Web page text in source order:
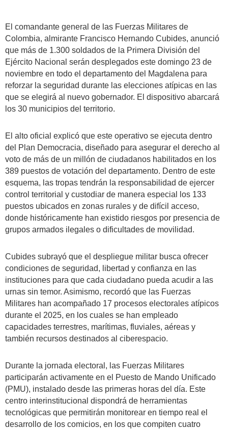
El comandante general de las Fuerzas Militares de
Colombia, almirante Francisco Hernando Cubides, anunció
que más de 1.300 soldados de la Primera División del
Ejército Nacional serán desplegados este domingo 23 de
noviembre en todo el departamento del Magdalena para
reforzar la seguridad durante las elecciones atípicas en las
que se elegirá al nuevo gobernador. El dispositivo abarcará
los 30 municipios del territorio.
El alto oficial explicó que este operativo se ejecuta dentro
del Plan Democracia, diseñado para asegurar el derecho al
voto de más de un millón de ciudadanos habilitados en los
389 puestos de votación del departamento. Dentro de este
esquema, las tropas tendrán la responsabilidad de ejercer
control territorial y custodiar de manera especial los 133
puestos ubicados en zonas rurales y de difícil acceso,
donde históricamente han existido riesgos por presencia de
grupos armados ilegales o dificultades de movilidad.
Cubides subrayó que el despliegue militar busca ofrecer
condiciones de seguridad, libertad y confianza en las
instituciones para que cada ciudadano pueda acudir a las
urnas sin temor. Asimismo, recordó que las Fuerzas
Militares han acompañado 17 procesos electorales atípicos
durante el 2025, en los cuales se han empleado
capacidades terrestres, marítimas, fluviales, aéreas y
también recursos destinados al ciberespacio.
Durante la jornada electoral, las Fuerzas Militares
participarán activamente en el Puesto de Mando Unificado
(PMU), instalado desde las primeras horas del día. Este
centro interinstitucional dispondrá de herramientas
tecnológicas que permitirán monitorear en tiempo real el
desarrollo de los comicios, en los que compiten cuatro